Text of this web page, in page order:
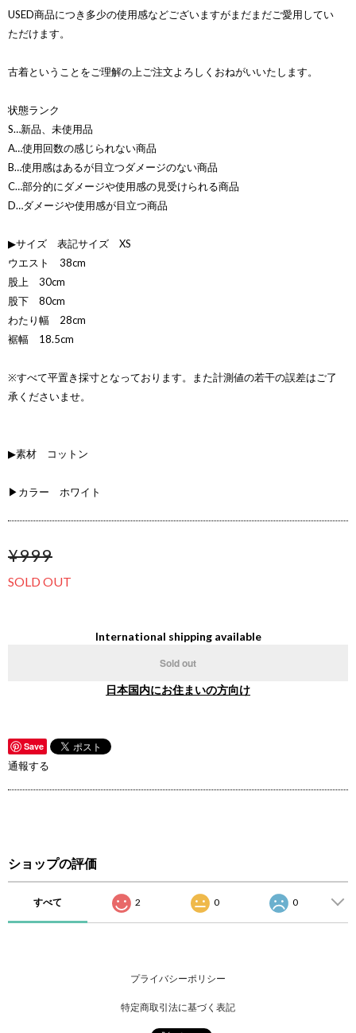
USED商品につき多少の使用感などございますがまだまだご愛用してい
ただけます。
古着ということをご理解の上ご注文よろしくおねがいいたします。
状態ランク
S…新品、未使用品
A…使用回数の感じられない商品
B…使用感はあるが目立つダメージのない商品
C…部分的にダメージや使用感の見受けられる商品
D…ダメージや使用感が目立つ商品
▶サイズ 表記サイズ XS
ウエスト 38cm
股上 30cm
股下 80cm
わたり幅 28cm
裾幅 18.5cm
※すべて平置き採寸となっております。また計測値の若干の誤差はご了
承くださいませ。
▶素材 コットン
▶カラー ホワイト
¥999
SOLD OUT
International shipping available
Sold out
日本国内にお住まいの方向け
Save
通報する
ショップの評価
すべて 2 0 0
プライバシーポリシー
特定商取引法に基づく表記